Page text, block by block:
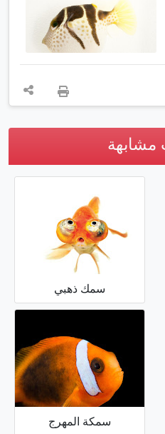
مشابهة
سمك ذهبي
سمكة المهرج